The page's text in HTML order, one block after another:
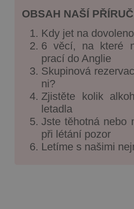
OBSAH NAŠÍ
Kdy jet na
6 věcí, na které
prací do Anglie
Skupinová
ni?
Zjistěte kolik
letadla
Jste těhotná nebo
při létání pozor
Letíme s našimi